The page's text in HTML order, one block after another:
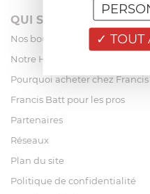
QUI SOMMES-NOUS?
Nos boutiques
Notre Histoire
Pourquoi acheter chez
Francis Batt pour les pros
Partenaires
Réseaux
Plan du site
Politique de confidentialité
TOUT